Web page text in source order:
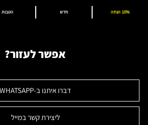
הטבות חדש 10% הנחה
אפשר לעזור?
דברו איתנו ב-WHATSAPP
ליצירת קשר במייל